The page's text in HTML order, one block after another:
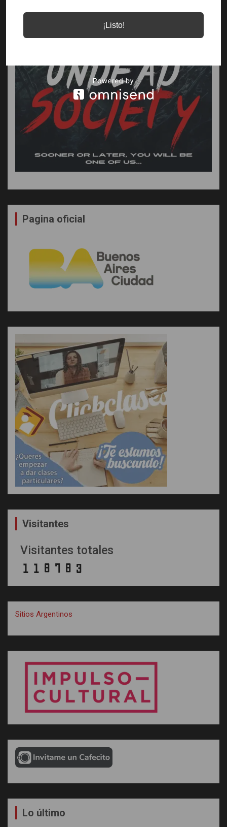
Pagina oficial
Visitantes
Visitantes totales
Sitios Argentinos
Lo último
¡Listo!